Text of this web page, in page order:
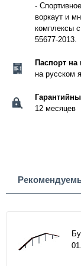
-
воркаут и
комплексы
55677-2013.
Паспорт на
на русском
12 месяцев